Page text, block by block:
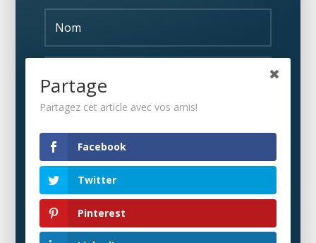
Partage
Partagez cet article avec vos amis!
Facebook
Twitter
Pinterest